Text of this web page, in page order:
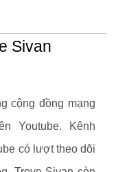
Sivan
cộng đồng mạng
Youtube. Kênh
có lượt theo dõi